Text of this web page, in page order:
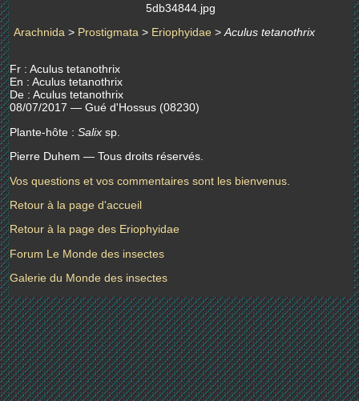
5db34844.jpg
Arachnida > Prostigmata > Eriophyidae > Aculus tetanothrix
Fr : Aculus tetanothrix
En : Aculus tetanothrix
De : Aculus tetanothrix
08/07/2017 — Gué d'Hossus (08230)
Plante-hôte : Salix sp.
Pierre Duhem — Tous droits réservés.
Vos questions et vos commentaires sont les bienvenus.
Retour à la page d'accueil
Retour à la page des Eriophyidae
Forum Le Monde des insectes
Galerie du Monde des insectes